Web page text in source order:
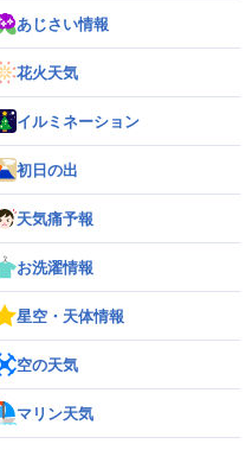
あじさい情報
花火天気
イルミネーション
初日の出
天気痛予報
お洗濯情報
星空・天体情報
空の天気
マリン天気